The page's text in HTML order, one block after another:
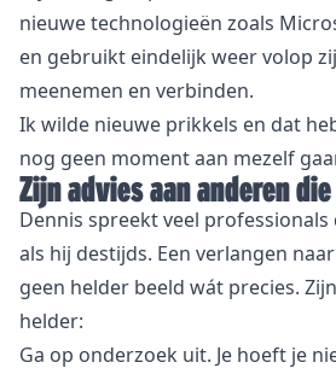
nieuwe technologieën zoals
en gebruikt eindelijk weer volop
meenemen en verbinden.
Ik wilde nieuwe prikkels en dat
nog geen moment aan mezelf
Zijn advies aan anderen
Dennis spreekt veel
als hij destijds. Een verlangen
geen helder beeld wát precies.
helder:
Ga op onderzoek uit. Je hoeft je